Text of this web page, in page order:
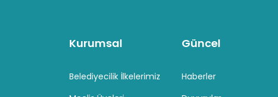
Kurumsal
Belediyecilik İlkelerimiz
Güncel
Haberler